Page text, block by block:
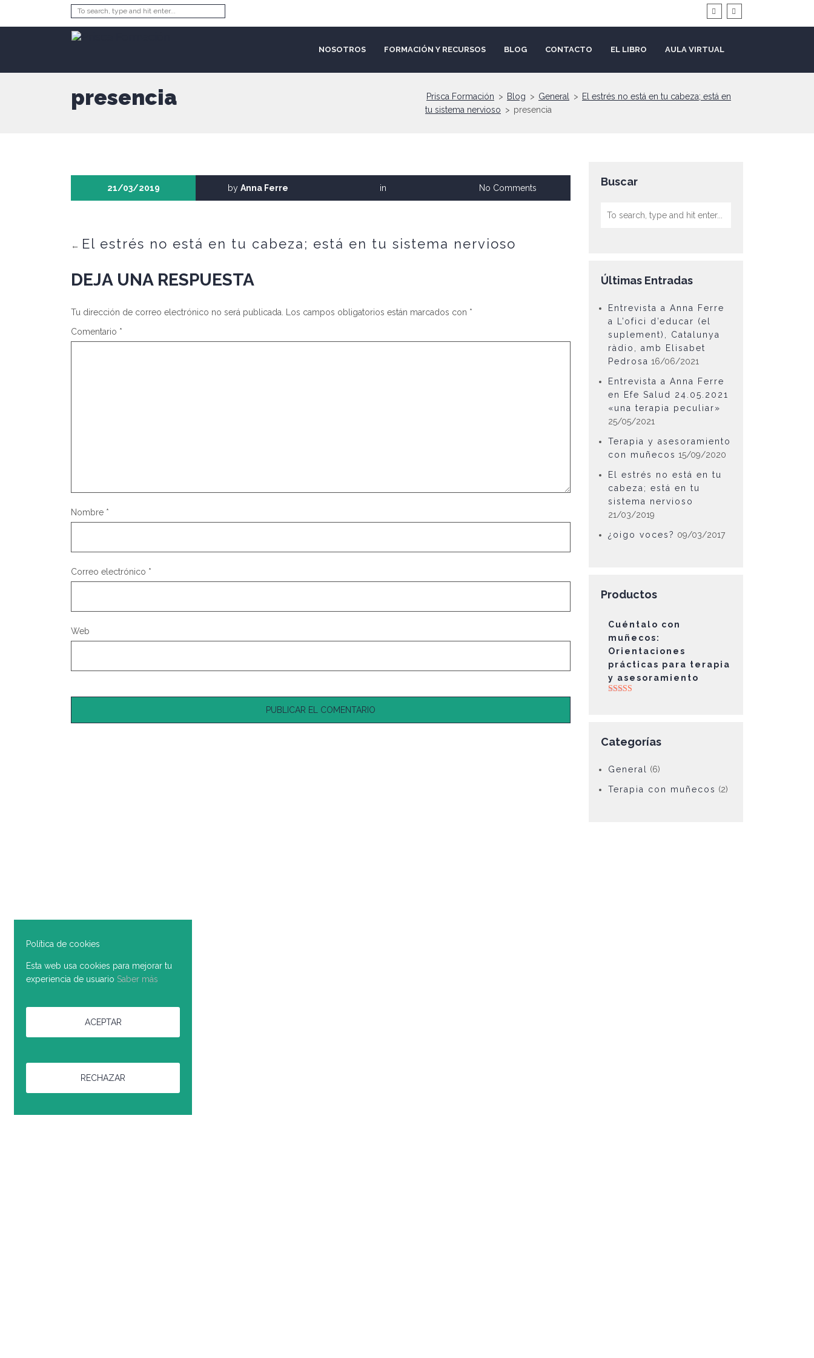
NOSOTROS FORMACIÓN Y RECURSOS BLOG CONTACTO EL LIBRO AULA VIRTUAL
presencia Prisca Formación > Blog > General > El estrés no está en tu cabeza; está en
tu sistema nervioso > presencia
21/03/2019 byAnna Ferre in No Comments
← El estrés no está en tu cabeza; está en tu sistema nervioso
DEJA UNA RESPUESTA
Tu dirección de correo electrónico no será publicada. Los campos obligatorios están marcados con *
Comentario *
Nombre *
Correo electrónico *
Web
Buscar
Últimas Entradas
Entrevista a Anna Ferre
a L’ofici d’educar (el
suplement), Catalunya
ràdio, amb Elisabet
Pedrosa 16/06/2021
Entrevista a Anna Ferre
en Efe Salud 24.05.2021
«una terapia peculiar»
25/05/2021
Terapia y asesoramiento
con muñecos 15/09/2020
El estrés no está en tu
cabeza; está en tu
sistema nervioso
21/03/2019
¿oigo voces? 09/03/2017
Productos
Cuéntalo con
muñecos:
Orientaciones
prácticas para terapia
y asesoramiento
Categorías
General (6)
Terapia con muñecos (2)
Política de cookies
Esta web usa cookies para mejorar tu
experiencia de usuario Saber más
ACEPTAR
RECHAZAR